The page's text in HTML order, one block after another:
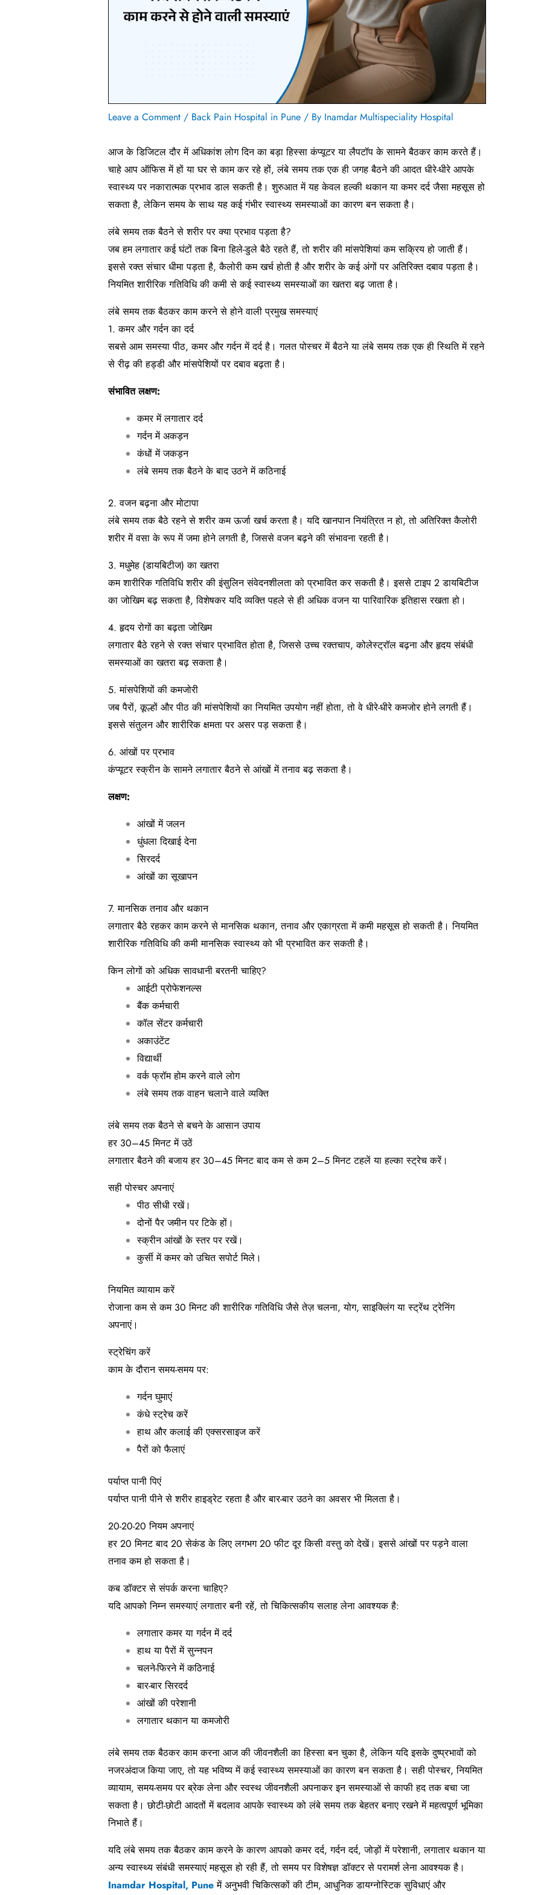
Leave a Comment / Back Pain Hospital in Pune/ By Inamdar Multispeciality Hospital
आज के डिजिटल दौर में अधिकांश लोग दिन का बड़ा हिस्सा कंप्यूटर या लैपटॉप के सामने बैठकर काम करते हैं।
चाहे आप ऑफिस में हों या घर से काम कर रहे हों, लंबे समय तक एक ही जगह बैठने की आदत धीरे-धीरे आपके
स्वास्थ्य पर नकारात्मक प्रभाव डाल सकती है। शुरुआत में यह केवल हल्की थकान या कमर दर्द जैसा महसूस हो
सकता है, लेकिन समय के साथ यह कई गंभीर स्वास्थ्य समस्याओं का कारण बन सकता है।
लंबे समय तक बैठने से शरीर पर क्या प्रभाव पड़ता है?
जब हम लगातार कई घंटों तक बिना हिले-डुले बैठे रहते हैं, तो शरीर की मांसपेशियां कम सक्रिय हो जाती हैं।
इससे रक्त संचार धीमा पड़ता है, कैलोरी कम खर्च होती है और शरीर के कई अंगों पर अतिरिक्त दबाव पड़ता है।
नियमित शारीरिक गतिविधि की कमी से कई स्वास्थ्य समस्याओं का खतरा बढ़ जाता है।
लंबे समय तक बैठकर काम करने से होने वाली प्रमुख समस्याएं
1. कमर और गर्दन का दर्द
सबसे आम समस्या पीठ, कमर और गर्दन में दर्द है। गलत पोस्चर में बैठने या लंबे समय तक एक ही स्थिति में रहने
से रीढ़ की हड्डी और मांसपेशियों पर दबाव बढ़ता है।
संभावित लक्षण:
कमर में लगातार दर्द
गर्दन में अकड़न
कंधों में जकड़न
लंबे समय तक बैठने के बाद उठने में कठिनाई
2. वजन बढ़ना और मोटापा
लंबे समय तक बैठे रहने से शरीर कम ऊर्जा खर्च करता है। यदि खानपान नियंत्रित न हो, तो अतिरिक्त कैलोरी
शरीर में वसा के रूप में जमा होने लगती है, जिससे वजन बढ़ने की संभावना रहती है।
3. मधुमेह (डायबिटीज) का खतरा
कम शारीरिक गतिविधि शरीर की इंसुलिन संवेदनशीलता को प्रभावित कर सकती है। इससे टाइप 2 डायबिटीज
का जोखिम बढ़ सकता है, विशेषकर यदि व्यक्ति पहले से ही अधिक वजन या पारिवारिक इतिहास रखता हो।
4. हृदय रोगों का बढ़ता जोखिम
लगातार बैठे रहने से रक्त संचार प्रभावित होता है, जिससे उच्च रक्तचाप, कोलेस्ट्रॉल बढ़ना और हृदय संबंधी
समस्याओं का खतरा बढ़ सकता है।
5. मांसपेशियों की कमजोरी
जब पैरों, कूल्हों और पीठ की मांसपेशियों का नियमित उपयोग नहीं होता, तो वे धीरे-धीरे कमजोर होने लगती हैं।
इससे संतुलन और शारीरिक क्षमता पर असर पड़ सकता है।
6. आंखों पर प्रभाव
कंप्यूटर स्क्रीन के सामने लगातार बैठने से आंखों में तनाव बढ़ सकता है।
लक्षण:
आंखों में जलन
धुंधला दिखाई देना
सिरदर्द
आंखों का सूखापन
7. मानसिक तनाव और थकान
लगातार बैठे रहकर काम करने से मानसिक थकान, तनाव और एकाग्रता में कमी महसूस हो सकती है। नियमित
शारीरिक गतिविधि की कमी मानसिक स्वास्थ्य को भी प्रभावित कर सकती है।
किन लोगों को अधिक सावधानी बरतनी चाहिए?
आईटी प्रोफेशनल्स
बैंक कर्मचारी
कॉल सेंटर कर्मचारी
अकाउंटेंट
विद्यार्थी
वर्क फ्रॉम होम करने वाले लोग
लंबे समय तक वाहन चलाने वाले व्यक्ति
लंबे समय तक बैठने से बचने के आसान उपाय
हर 30–45 मिनट में उठें
लगातार बैठने की बजाय हर 30–45 मिनट बाद कम से कम 2–5 मिनट टहलें या हल्का स्ट्रेच करें।
सही पोस्चर अपनाएं
पीठ सीधी रखें।
दोनों पैर जमीन पर टिके हों।
स्क्रीन आंखों के स्तर पर रखें।
कुर्सी में कमर को उचित सपोर्ट मिले।
नियमित व्यायाम करें
रोजाना कम से कम 30 मिनट की शारीरिक गतिविधि जैसे तेज़ चलना, योग, साइक्लिंग या स्ट्रेंथ ट्रेनिंग
अपनाएं।
स्ट्रेचिंग करें
काम के दौरान समय-समय पर:
गर्दन घुमाएं
कंधे स्ट्रेच करें
हाथ और कलाई की एक्सरसाइज करें
पैरों को फैलाएं
पर्याप्त पानी पिएं
पर्याप्त पानी पीने से शरीर हाइड्रेट रहता है और बार-बार उठने का अवसर भी मिलता है।
20-20-20 नियम अपनाएं
हर 20 मिनट बाद 20 सेकंड के लिए लगभग 20 फीट दूर किसी वस्तु को देखें। इससे आंखों पर पड़ने वाला
तनाव कम हो सकता है।
कब डॉक्टर से संपर्क करना चाहिए?
यदि आपको निम्न समस्याएं लगातार बनी रहें, तो चिकित्सकीय सलाह लेना आवश्यक है:
लगातार कमर या गर्दन में दर्द
हाथ या पैरों में सुन्नपन
चलने-फिरने में कठिनाई
बार-बार सिरदर्द
आंखों की परेशानी
लगातार थकान या कमजोरी
लंबे समय तक बैठकर काम करना आज की जीवनशैली का हिस्सा बन चुका है, लेकिन यदि इसके दुष्प्रभावों को
नजरअंदाज किया जाए, तो यह भविष्य में कई स्वास्थ्य समस्याओं का कारण बन सकता है। सही पोस्चर, नियमित
व्यायाम, समय-समय पर ब्रेक लेना और स्वस्थ जीवनशैली अपनाकर इन समस्याओं से काफी हद तक बचा जा
सकता है। छोटी-छोटी आदतों में बदलाव आपके स्वास्थ्य को लंबे समय तक बेहतर बनाए रखने में महत्वपूर्ण भूमिका
निभाते हैं।
यदि लंबे समय तक बैठकर काम करने के कारण आपको कमर दर्द, गर्दन दर्द, जोड़ों में परेशानी, लगातार थकान या
अन्य स्वास्थ्य संबंधी समस्याएं महसूस हो रही हैं, तो समय पर विशेषज्ञ डॉक्टर से परामर्श लेना आवश्यक है।
Inamdar Hospital, Puneमें अनुभवी चिकित्सकों की टीम, आधुनिक डायग्नोस्टिक सुविधाएं और